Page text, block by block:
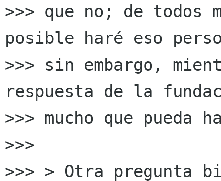
>>> que no; de todos
posible haré eso
>>> sin embargo,
respuesta de la
>>> mucho que pueda
>>>
>>> > Otra pregunta